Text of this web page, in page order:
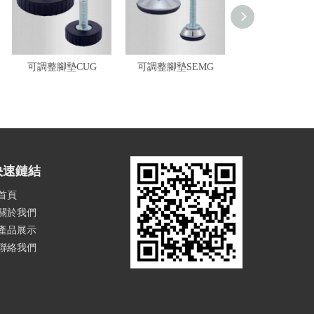
可調整腳墊CUG 可調整腳墊SEMG
速鏈結
頁
於我們
品展示
絡我們